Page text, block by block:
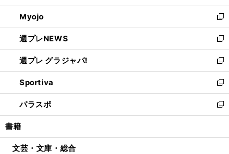
開
く
ウ
で
開
く
ン
ド
ウ
で
開
く
ウ
ィ
ン
ド
ウ
で
開
く
Myojo
新
し
い
ウ
ィ
ン
ド
ウ
で
開
週プレNEWS
新
し
い
ウ
ィ
ン
ド
ウ
開
週プレ グラジャパ!
新
し
い
ウ
ィ
ン
ウ
Sportiva
新
し
い
ウ
ン
パラスポ
新
し
ウ
書籍
文芸・文庫・総合